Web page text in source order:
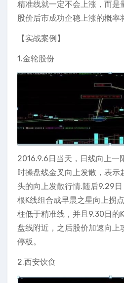
精准线就一定不会上涨，而是
股价后市成功企稳上涨的概率
【实战案例】
1.金轮股份
2016.9.6日当天，日线向上一
时操盘线金叉向上发散，表示
头的向上发散行情.随后9.29
根K线组合成早晨之星向上拐
柱低于精准线，并且9.30日的
盘线附近，之后股价加速向上
停板。
2.西安饮食